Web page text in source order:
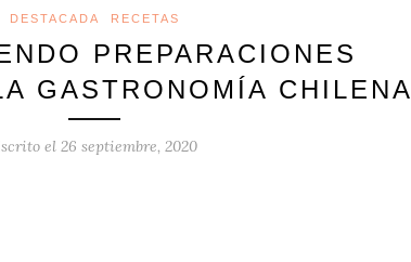
DESTACADA RECETAS
PREPARACIONES
GASTRONOMÍA CHILENA
el 26 septiembre, 2020